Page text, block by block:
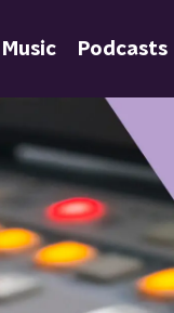
Music Podcasts